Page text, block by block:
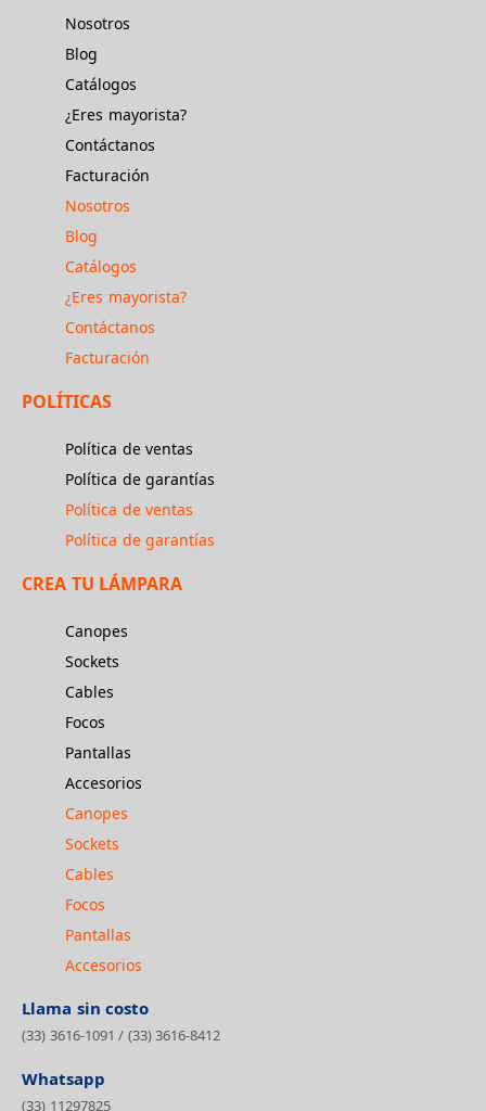
Nosotros
Blog
Catálogos
¿Eres mayorista?
Contáctanos
Facturación
Nosotros
Blog
Catálogos
¿Eres mayorista?
Contáctanos
Facturación
POLÍTICAS
Política de ventas
Política de garantías
Política de ventas
Política de garantías
CREA TU LÁMPARA
Canopes
Sockets
Cables
Focos
Pantallas
Accesorios
Canopes
Sockets
Cables
Focos
Pantallas
Accesorios
Llama sin costo
(33) 3616-1091 / (33) 3616-8412
Whatsapp
(33) 11297825